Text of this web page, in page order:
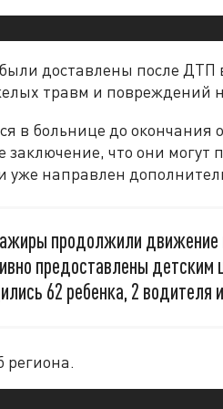
доставлены после ДТП
травм и повреждений
в больнице до окончания
заключение, что они могут
уже направлен
продолжили движение
предоставлены
62 ребенка, 2
региона.